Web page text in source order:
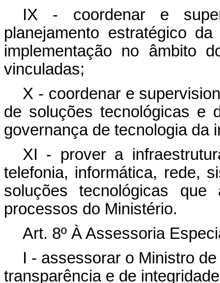
IX - coordenar e
planejamento estratégico
implementação no âmbito
vinculadas;
X - coordenar e
de soluções tecnológicas e
governança de tecnologia da
XI - prover a
telefonia, informática, rede,
soluções tecnológicas
processos do Ministério.
Art. 8º À Assessoria
I - assessorar o Ministro
transparência e de